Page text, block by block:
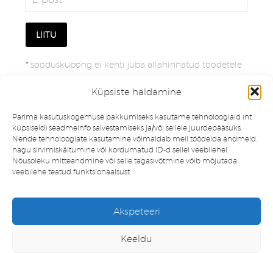
Küpsiste haldamine
Parima kasutuskogemuse pakkumiseks kasutame tehnoloogiaid (nt
küpsiseid) seadmeinfo salvestamiseks ja/või sellele juurdepääsuks.
Nende tehnoloogiate kasutamine võimaldab meil töödelda andmeid,
nagu sirvimiskäitumine või kordumatud ID-d sellel veebilehel.
Nõusoleku mitteandmine või selle tagasivõtmine võib mõjutada
veebilehe teatud funktsionaalsust.
Akspeteeri
Keeldu
* sooduskupong ei kehti juba allahinnatud toodetele
Müügitingimused Privaatsuspoliitika
Minu konto Soovinimekiri